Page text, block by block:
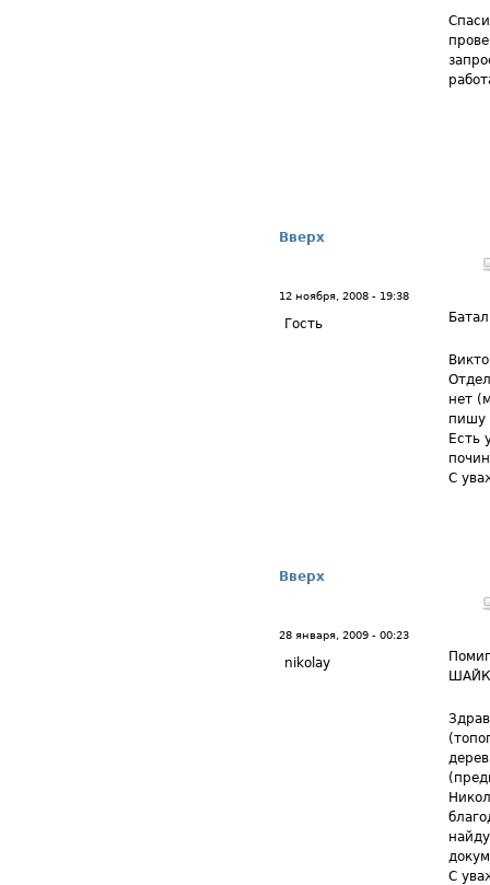
Вверх
12 ноября, 2008 - 19:38
Гость
нет
пишу
Есть
С
Вверх
28 января, 2009 - 00:23
nikolay
С